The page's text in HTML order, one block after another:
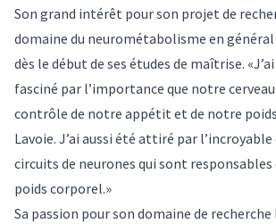
Son grand intérêt pour son projet de
domaine du neurométabolisme en général
dès le début de ses études de maîtrise.
fasciné par l’importance que notre cerveau
contrôle de notre appétit et de notre
Lavoie. J’ai aussi été attiré par
circuits de neurones qui sont
poids corporel.»
Sa passion pour son domaine de recherche